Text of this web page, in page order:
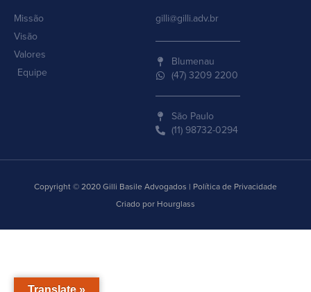
Missão
Visão
Valores
Equipe
gilli@gilli.adv.br
Blumenau
(47) 3209 2200
São Paulo
(11) 98732-0294
Copyright © 2020 Gilli Basile Advogados | Política de Privacidade
Criado por Hourglass
Translate »